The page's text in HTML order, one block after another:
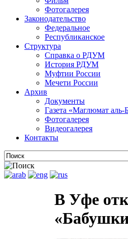
Фотогалерея
Законодательство
Федеральное
Республиканское
Структура
Справка о РДУМ
История РДУМ
Муфтии России
Мечети России
Архив
Документы
Газета «Маглюмат аль-
Фотогалерея
Видеогалерея
Контакты
В Уфе